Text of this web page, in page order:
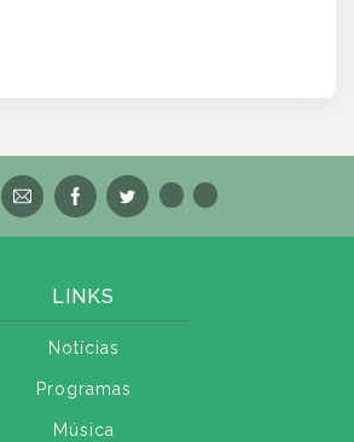
LINKS
Notícias
Programas
Música